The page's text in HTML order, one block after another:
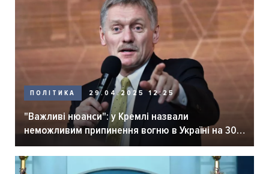
ПОЛІТИКА 29.04.2025 12:25
"Важливі нюанси": у Кремлі назвали
неможливим припинення вогню в Україні на 30
днів